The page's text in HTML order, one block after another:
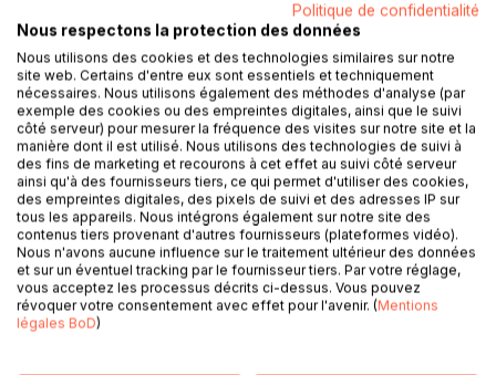
Ajouter à ma liste d'envies
Laisser un avis
DESCRIPTION
Ce roman met en scène les tentatives criminelles des
Politique de confidentialité
Nous respectons la protection des données
Nous utilisons des cookies et des technologies similaires sur notre
site web. Certains d'entre eux sont essentiels et techniquement
nécessaires. Nous utilisons également des méthodes d'analyse (par
exemple des cookies ou des empreintes digitales, ainsi que le suivi
côté serveur) pour mesurer la fréquence des visites sur notre site et la
manière dont il est utilisé. Nous utilisons des technologies de suivi à
des fins de marketing et recourons à cet effet au suivi côté serveur
ainsi qu'à des fournisseurs tiers, ce qui permet d'utiliser des cookies,
des empreintes digitales, des pixels de suivi et des adresses IP sur
tous les appareils. Nous intégrons également sur notre site des
contenus tiers provenant d'autres fournisseurs (plateformes vidéo).
Nous n'avons aucune influence sur le traitement ultérieur des données
et sur un éventuel tracking par le fournisseur tiers. Par votre réglage,
vous acceptez les processus décrits ci-dessus. Vous pouvez
révoquer votre consentement avec effet pour l'avenir. (Mentions
légales BoD)